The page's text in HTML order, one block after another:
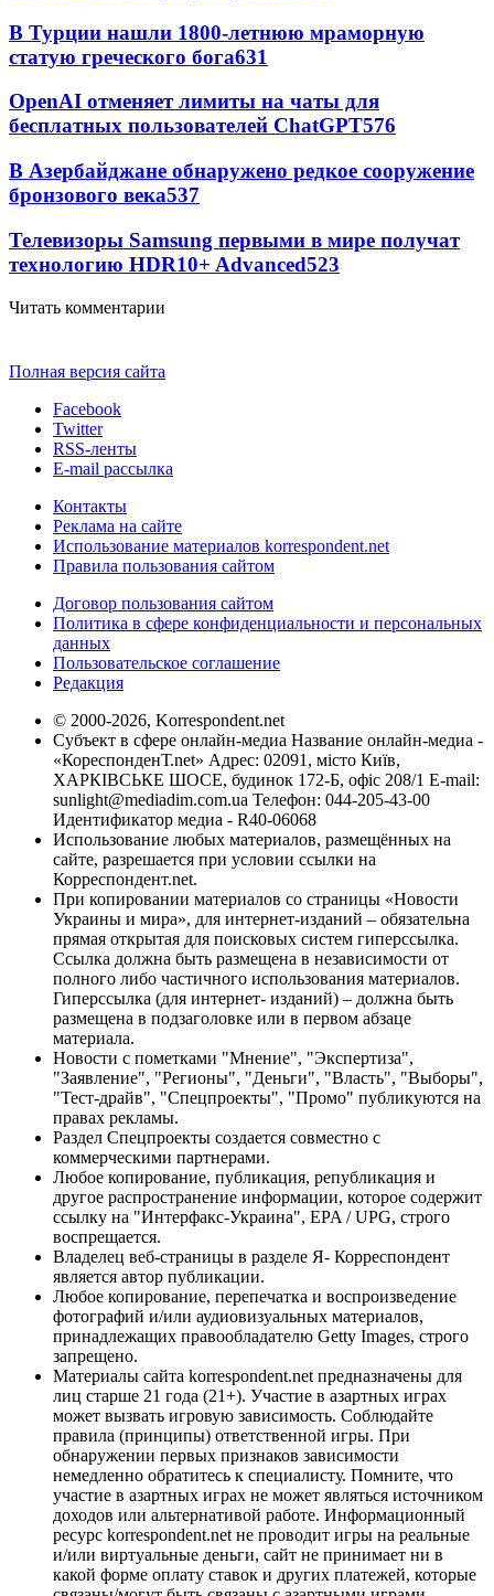
В Турции нашли 1800-летнюю мраморную
статую греческого бога631
OpenAI отменяет лимиты на чаты для
бесплатных пользователей ChatGPT576
В Азербайджане обнаружено редкое сооружение
бронзового века537
Телевизоры Samsung первыми в мире получат
технологию HDR10+ Advanced523
Читать комментарии
Полная версия сайта
Facebook
Twitter
RSS-ленты
E-mail рассылка
Контакты
Реклама на сайте
Использование материалов korrespondent.net
Правила пользования сайтом
Договор пользования сайтом
Политика в сфере конфиденциальности и персональных
данных
Пользовательское соглашение
Редакция
© 2000-2026, Korrespondent.net
Субъект в сфере онлайн-медиа Название онлайн-медиа -
«КореспонденТ.net» Адрес: 02091, місто Київ,
ХАРКІВСЬКЕ ШОСЕ, будинок 172-Б, офіс 208/1 E-mail:
sunlight@mediadim.com.ua Телефон: 044-205-43-00
Идентификатор медиа - R40-06068
Использование любых материалов, размещённых на
сайте, разрешается при условии ссылки на
Корреспондент.net.
При копировании материалов со страницы «Новости
Украины и мира», для интернет-изданий – обязательна
прямая открытая для поисковых систем гиперссылка.
Ссылка должна быть размещена в независимости от
полного либо частичного использования материалов.
Гиперссылка (для интернет- изданий) – должна быть
размещена в подзаголовке или в первом абзаце
материала.
Новости с пометками "Мнение", "Экспертиза",
"Заявление", "Регионы", "Деньги", "Власть", "Выборы",
"Тест-драйв", "Спецпроекты", "Промо" публикуются на
правах рекламы.
Раздел Спецпроекты создается совместно с
коммерческими партнерами.
Любое копирование, публикация, републикация и
другое распространение информации, которое содержит
ссылку на "Интерфакс-Украина", EPA / UPG, строго
воспрещается.
Владелец веб-страницы в разделе Я- Корреспондент
является автор публикации.
Любое копирование, перепечатка и воспроизведение
фотографий и/или аудиовизуальных материалов,
принадлежащих правообладателю Getty Images, строго
запрещено.
Материалы сайта korrespondent.net предназначены для
лиц старше 21 года (21+). Участие в азартных играх
может вызвать игровую зависимость. Соблюдайте
правила (принципы) ответственной игры. При
обнаружении первых признаков зависимости
немедленно обратитесь к специалисту. Помните, что
участие в азартных играх не может являться источником
доходов или альтернативой работе. Информационный
ресурс korrespondent.net не проводит игры на реальные
и/или виртуальные деньги, сайт не принимает ни в
какой форме оплату ставок и других платежей, которые